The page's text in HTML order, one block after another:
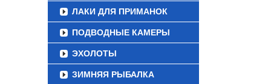
ЛАКИ ДЛЯ ПРИМАНОК
ПОДВОДНЫЕ КАМЕРЫ
ЭХОЛОТЫ
ЗИМНЯЯ РЫБАЛКА